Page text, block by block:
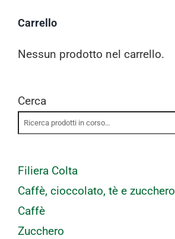
Carrello
Nessun prodotto nel carrello.
Cerca
Filiera Colta
Caffè, cioccolato, tè e zucchero
Caffè
Zucchero